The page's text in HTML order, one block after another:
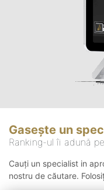
Gasește un
Ranking-ul îi adună
Cauți un specialist in
nostru de căutare.